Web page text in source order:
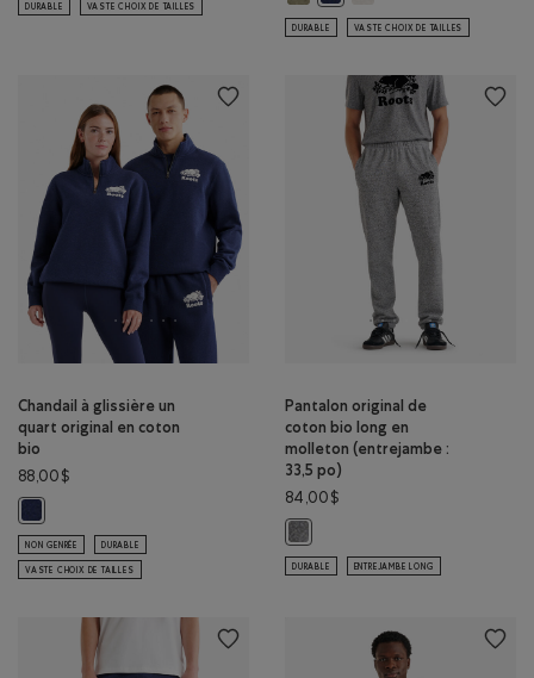
DURABLE VASTE CHOIX DE TAILLES
DURABLE VASTE CHOIX DE TAILLES
Chandail à glissière un
quart original en coton
bio
88,00$
Chandail à glissière un quart original en coton bio: MÉLANGE
NON GENRÉE DURABLE
VASTE CHOIX DE TAILLES
Pantalon original de
coton bio long en
molleton (entrejambe :
33,5 po)
84,00$
Pantalon original de coton bio
DURABLE ENTREJAMBE LONG